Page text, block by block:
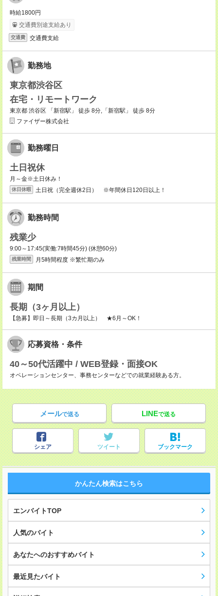
時給1800円
交通費別途支給あり
交通費 交通費支給
勤務地
東京都渋谷区
在宅・リモートワーク
東京都 渋谷区 「新宿駅」 徒歩 8分,「新宿駅」 徒歩 8分
ファイザー株式会社
勤務曜日
土日祝休
月～金※土日休み！
休日休暇 土日祝（完全週休2日） ※年間休日120日以上！
勤務時間
残業少
9:00～17:45(実働:7時間45分) (休憩60分)
残業時間 月5時間程度 ※繁忙期のみ
期間
長期（3ヶ月以上）
【急募】即日～長期（3カ月以上） ★6月～OK！
応募資格・条件
40～50代活躍中 / WEB登録・面接OK
オペレーションセンター、事務センターなどでの就業経験ある方。
メールで送る LINEで送る
シェア ツイート ブックマーク
かんたん検索はこちら
エンバイトTOP
人気のバイト
あなたへのおすすめバイト
最近見たバイト